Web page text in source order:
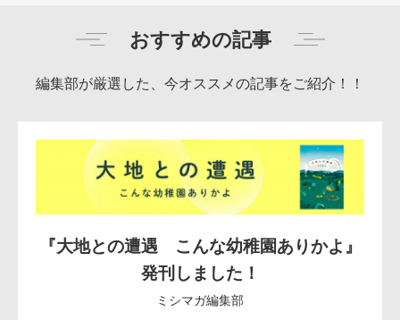
おすすめの記事
編集部が厳選した、今オススメの記事をご紹介！！
『大地との遭遇 こんな幼稚園ありかよ』
発刊しました！
ミシマガ編集部